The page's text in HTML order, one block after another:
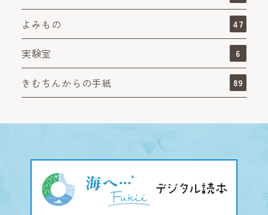
よみもの 47
実験室 6
きむちんからの手紙 89